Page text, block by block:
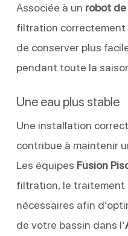
Associée à un robot
filtration correctement
de conserver plus
pendant toute la
Une eau plus stable
Une installation
contribue à maintenir
Les équipes Fusion
filtration, le traitement
nécessaires afin
de votre bassin dans l’